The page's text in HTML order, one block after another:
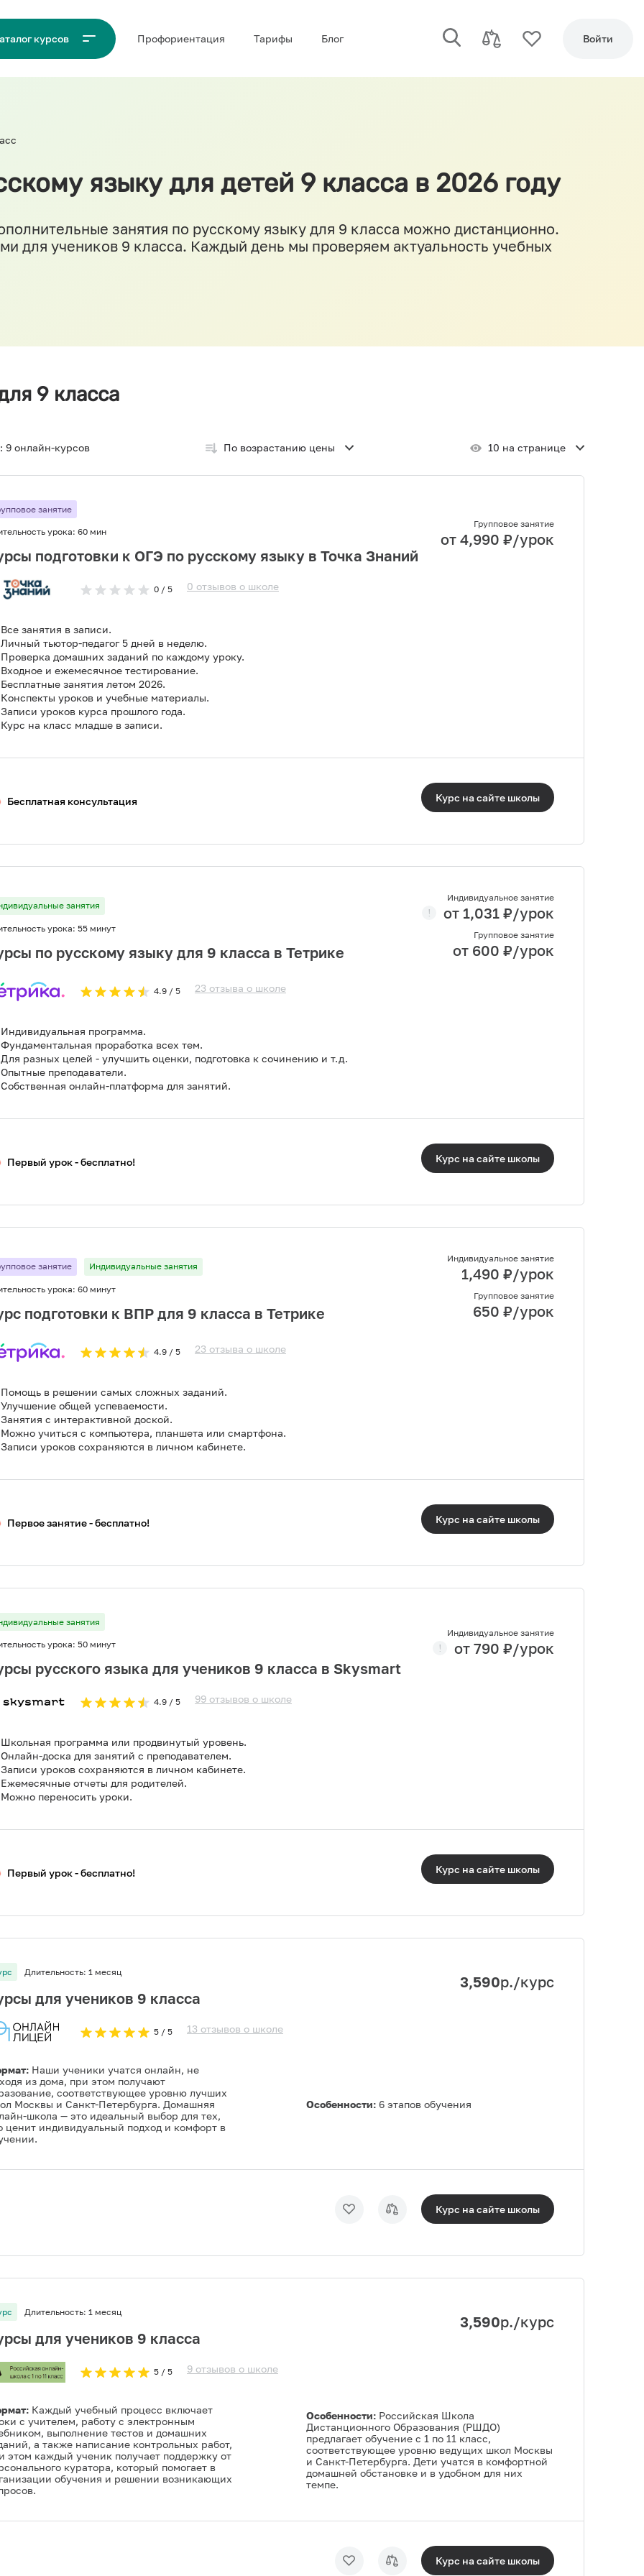
курсов Проф‌ориентация Тарифы Блог Войти
языку для детей 9 класса в 2026 году
занятия по русскому языку для 9 класса можно дистанционно.
для учеников 9 класса. Каждый день мы проверяем актуальность учебных
9 класса
9 онлайн-курсов По возрастанию цены 10 на странице
занятие
урока: 60 мин
подготовки к ОГЭ по русскому языку в Точка Знаний
Групповое занятие
от 4,990 ₽/урок
0 / 5 0 отзывов о школе
Все занятия в записи.
Личный тьютор-педагог 5 дней в неделю.
Проверка домашних заданий по каждому уроку.
Входное и ежемесячное тестирование.
Бесплатные занятия летом 2026.
Конспекты уроков и учебные материалы.
Записи уроков курса прошлого года.
Курс на класс младше в записи.
Бесплатная консультация Курс на сайте школы
занятия
урока: 55 минут
по русскому языку для 9 класса в Тетрике
Индивидуальное занятие
от 1,031₽/урок
Групповое занятие
от 600 ₽/урок
4.9 / 5 23 отзыва о школе
Индивидуальная программа.
Фундаментальная проработка всех тем.
Для разных целей - улучшить оценки, подготовка к сочинению и т.д.
Опытные преподаватели.
Собственная онлайн-платформа для занятий.
Первый урок - бесплатно! Курс на сайте школы
занятие Индивидуальные занятия
урока: 60 минут
подготовки к ВПР для 9 класса в Тетрике
Индивидуальное занятие
1,490 ₽/урок
Групповое занятие
650 ₽/урок
4.9 / 5 23 отзыва о школе
Помощь в решении самых сложных заданий.
Улучшение общей успеваемости.
Занятия с интерактивной доской.
Можно учиться с компьютера, планшета или смартфона.
Записи уроков сохраняются в личном кабинете.
Первое занятие - бесплатно! Курс на сайте школы
занятия
урока: 50 минут
русского языка для учеников 9 класса в Skysmart
Индивидуальное занятие
от 790 ₽/урок
4.9 / 5 99 отзывов о школе
Школьная программа или продвинутый уровень.
Онлайн-доска для занятий с преподавателем.
Записи уроков сохраняются в личном кабинете.
Ежемесячные отчеты для родителей.
Можно переносить уроки.
Первый урок - бесплатно! Курс на сайте школы
Длительность: 1 месяц
для учеников 9 класса
3,590р./курс
5 / 5 13 отзывов о школе
Наши ученики учатся онлайн, не
из дома, при этом получают
соответствующее уровню лучших
Москвы и Санкт-Петербурга. Домашняя
школа — это идеальный выбор для тех,
ценит индивидуальный подход и комфорт в
Особенности: 6 этапов обучения
Курс на сайте школы
Длительность: 1 месяц
для учеников 9 класса
3,590р./курс
5 / 5 9 отзывов о школе
Каждый учебный процесс включает
с учителем, работу с электронным
выполнение тестов и домашних
а также написание контрольных работ,
этом каждый ученик получает поддержку от
куратора, который помогает в
обучения и решении возникающих
Особенности: Российская Школа
Дистанционного Образования (РШДО)
предлагает обучение с 1 по 11 класс,
соответствующее уровню ведущих школ Москвы
и Санкт-Петербурга. Дети учатся в комфортной
домашней обстановке и в удобном для них
темпе.
Курс на сайте школы